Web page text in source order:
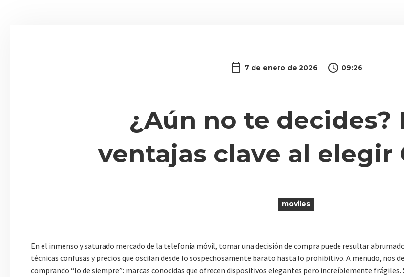
7 de enero de 2026 09:26
¿Aún no te decides?
ventajas clave al elegir
moviles
En el inmenso y saturado mercado de la telefonía móvil, tomar una decisión de compra puede resultar
técnicas confusas y precios que oscilan desde lo sospechosamente barato hasta lo prohibitivo. A menudo, nos
comprando “lo de siempre”: marcas conocidas que ofrecen dispositivos elegantes pero increíblemente frágiles.